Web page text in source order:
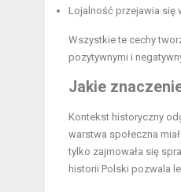
Lojalność przejawia się
Wszystkie te cechy
pozytywnymi i
Jakie
Kontekst historyczny
warstwa społeczna
tylko zajmowała się
historii Polski pozwala